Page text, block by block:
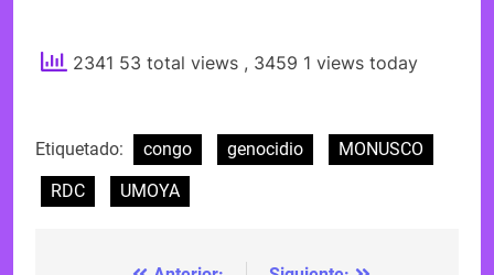
2341 53 total views , 3459 1 views today
Etiquetado: congo genocidio
MONUSCO
RDC
UMOYA